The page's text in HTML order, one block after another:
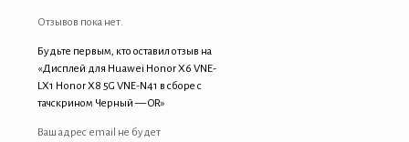
тачскрином
-
OR
Отзывов пока нет.
Будьте первым, кто оставил отзыв на
«Дисплей для Huawei Honor X6 VNE-
LX1 Honor X8 5G VNE-N41 в сборе с
тачскрином Черный — OR»
Ваш адрес email не будет